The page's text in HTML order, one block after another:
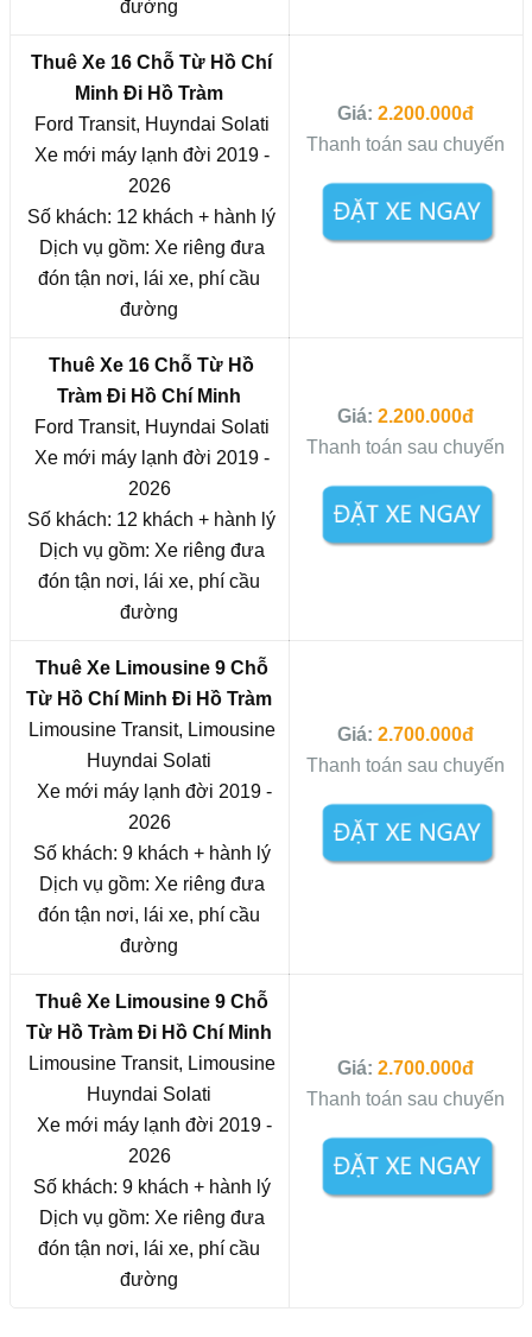
đường
Thuê Xe 16 Chỗ Từ Hồ Chí
Minh Đi Hồ Tràm
Ford Transit, Huyndai Solati
Xe mới máy lạnh đời 2019 -
2026
Số khách: 12 khách + hành lý
Dịch vụ gồm: Xe riêng đưa
đón tận nơi, lái xe, phí cầu
đường
Giá: 2.200.000đ
Thanh toán sau chuyến
Thuê Xe 16 Chỗ Từ Hồ
Tràm Đi Hồ Chí Minh
Ford Transit, Huyndai Solati
Xe mới máy lạnh đời 2019 -
2026
Số khách: 12 khách + hành lý
Dịch vụ gồm: Xe riêng đưa
đón tận nơi, lái xe, phí cầu
đường
Giá: 2.200.000đ
Thanh toán sau chuyến
Thuê Xe Limousine 9 Chỗ
Từ Hồ Chí Minh Đi Hồ Tràm
Limousine Transit, Limousine
Huyndai Solati
Xe mới máy lạnh đời 2019 -
2026
Số khách: 9 khách + hành lý
Dịch vụ gồm: Xe riêng đưa
đón tận nơi, lái xe, phí cầu
đường
Giá: 2.700.000đ
Thanh toán sau chuyến
Thuê Xe Limousine 9 Chỗ
Từ Hồ Tràm Đi Hồ Chí Minh
Limousine Transit, Limousine
Huyndai Solati
Xe mới máy lạnh đời 2019 -
2026
Số khách: 9 khách + hành lý
Dịch vụ gồm: Xe riêng đưa
đón tận nơi, lái xe, phí cầu
đường
Giá: 2.700.000đ
Thanh toán sau chuyến